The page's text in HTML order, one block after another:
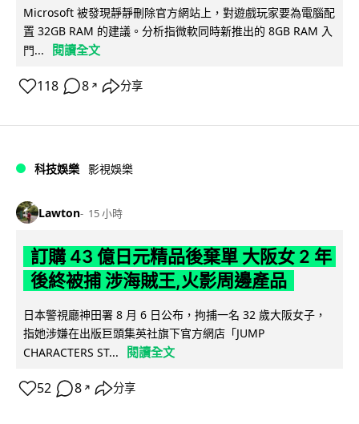
Microsoft 被發現靜靜刪除官方網站上，對遊戲玩家要為電腦配
置 32GB RAM 的建議。分析指微軟同時新推出的 8GB RAM 入
門...
閱讀全文
118 8 ↗ 分享
科技娛樂 影視娛樂
Lawton 15 小時
訂購 43 億日元精品後棄單 大阪女 2 年
後終被捕 涉海賊王,火影周邊產品
日本警視廳神田署 8 月 6 日公布，拘捕一名 32 歲大阪女子，
指她涉嫌在出版巨頭集英社旗下官方網店「JUMP
CHARACTERS ST...
閱讀全文
52 8 ↗ 分享